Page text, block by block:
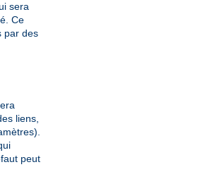
sera
Ce
par des
liens,
peut